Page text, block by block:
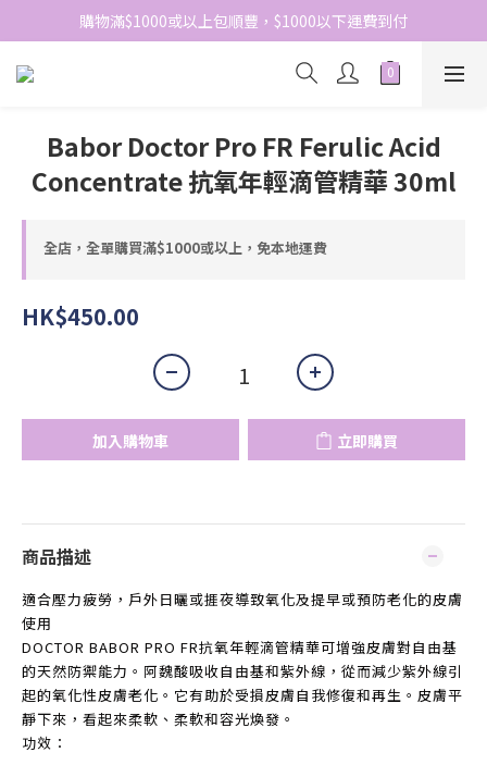
網站免費登記會員，會員優惠價於結帳時自動扣減
購物滿$1000或以上包順豐，$1000以下運費到付
網站免費登記會員，會員優惠價於結帳時自動扣減
Babor Doctor Pro FR Ferulic Acid
Concentrate 抗氧年輕滴管精華 30ml
全店，全單購買滿$1000或以上，免本地運費
HK$450.00
加入購物車 立即購買
商品描述
適合壓力疲勞，戶外日曬或捱夜導致氧化及提早或預防老化的皮膚
使用
DOCTOR BABOR PRO FR抗氧年輕滴管精華可增強皮膚對自由基
的天然防禦能力。阿魏酸吸收自由基和紫外線，從而減少紫外線引
起的氧化性皮膚老化。它有助於受損皮膚自我修復和再生。皮膚平
靜下來，看起來柔軟、柔軟和容光煥發 。
功效：